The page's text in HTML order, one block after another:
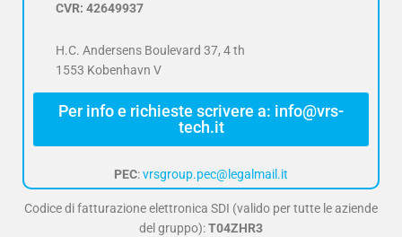
CVR: 42649937
H.C. Andersens Boulevard 37, 4 th
1553 Kobenhavn V
Per info e richieste scrivere a: info@vrs-
tech.it
PEC:vrsgroup.pec@legalmail.it
Codice di fatturazione elettronica SDI (valido per tutte le aziende
del gruppo):T04ZHR3